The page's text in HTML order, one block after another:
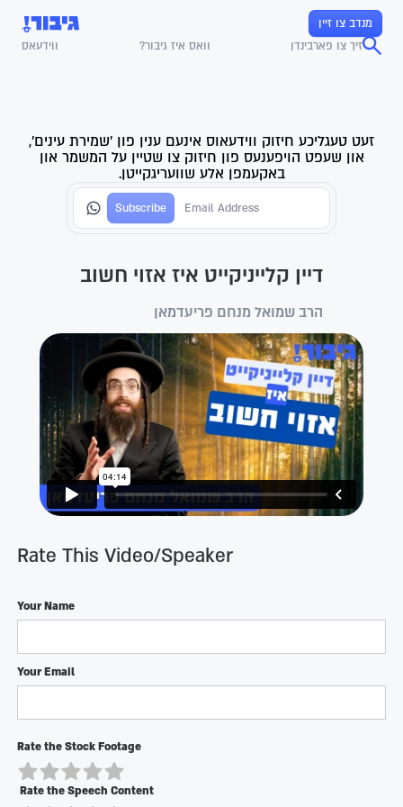
מנדב צו זיין
זיך צו פארבינדן
וואס איז גיבור? ווידעאס
זעט טעגליכע חיזוק ווידעאוס אינעם ענין פון 'שמירת עינים',
און שעפט הויפענעס פון חיזוק צו שטיין על המשמר און
באקעמפן אלע שוועריגקייטן.
דיין קלייניקייט איז אזוי חשוב
הרב שמואל מנחם פריעדמאן
Rate This Video/Speaker
Your Name
Your Email
Rate the Stock Footage
Rate the Speech Content